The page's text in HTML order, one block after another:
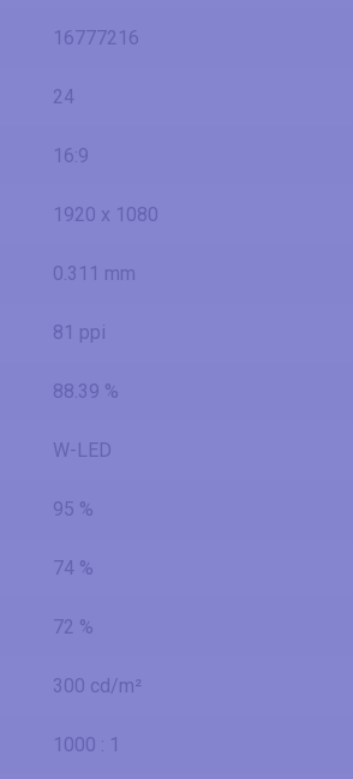
16777216
24
16:9
1920 x 1080
0.311 mm
81 ppi
88.39 %
W-LED
95 %
74 %
72 %
300 cd/m²
1000 : 1